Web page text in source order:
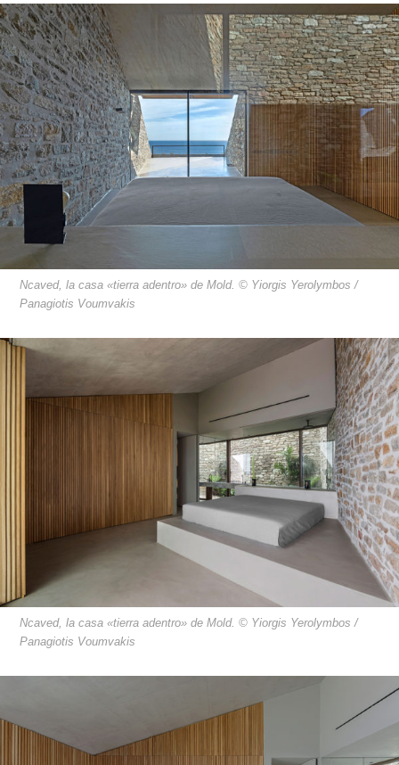
Ncaved, la casa «tierra adentro» de Mold. © Yiorgis Yerolymbos /
Panagiotis Voumvakis
Ncaved, la casa «tierra adentro» de Mold. © Yiorgis Yerolymbos /
Panagiotis Voumvakis